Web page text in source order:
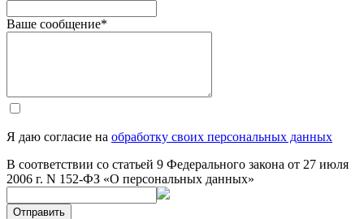
Ваше сообщение*
Я даю согласие на обработку своих персональных данных
В соответствии со статьей 9 Федерального закона от 27 июля
2006 г. N 152-ФЗ «О персональных данных»
Отправить